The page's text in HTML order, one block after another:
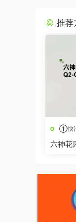
推荐
①快
六神花